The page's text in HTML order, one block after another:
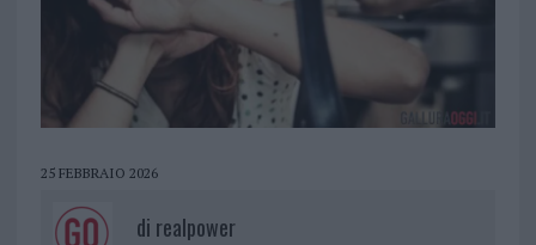
25 FEBBRAIO 2026
di realpower